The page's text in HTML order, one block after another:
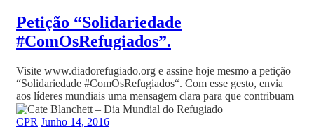
Petição “Solidariedade
#ComOsRefugiados”.
Visite www.diadorefugiado.org e assine hoje mesmo a petição
“Solidariedade #ComOsRefugiados“. Com esse gesto, envia
aos líderes mundiais uma mensagem clara para que contribuam
CPR Junho 14, 2016